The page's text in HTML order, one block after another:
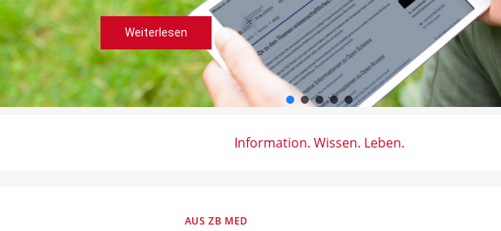
Weiterlesen
Information. Wissen. Leben.
AUS ZB MED